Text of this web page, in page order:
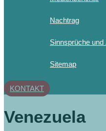
Nachtrag
Sinnsprüche und
Sitemap
KONTAKT
Venezuela